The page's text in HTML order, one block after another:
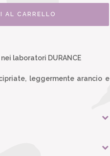
AL CARRELLO
laboratori DURANCE
leggermente arancio e